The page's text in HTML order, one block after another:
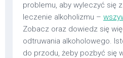
problemu, aby wyleczyć się
leczenie alkoholizmu –
Zobacz oraz dowiedz się
odtruwania alkoholowego.
do przodu, żeby pozbyć się